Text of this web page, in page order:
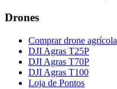
Drones
Comprar drone agrícola
DJI Agras T25P
DJI Agras T70P
DJI Agras T100
Loja de Pontos